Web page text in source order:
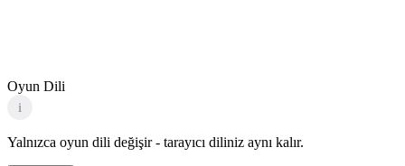
Oyun Dili
i
Yalnızca oyun dili değişir - tarayıcı diliniz aynı kalır.